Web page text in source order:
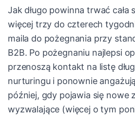
Jak długo powinna trwać cała
więcej trzy do czterech
maila do pożegnania przy
B2B. Po pożegnaniu najlepsi
przenoszą kontakt na listę
nurturingu i ponownie
później, gdy pojawia się nowe
wyzwalające (więcej o tym